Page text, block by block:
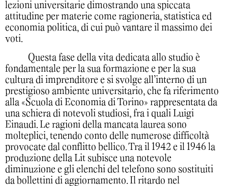
lezioni universitarie dimostrando una spiccata
attitudine per materie come ragioneria, statistica ed
economia politica, di cui può vantare il massimo dei
voti.
Questa fase della vita dedicata allo studio è
fondamentale per la sua formazione e per la sua
cultura di imprenditore e si svolge all’interno di un
prestigioso ambiente universitario, che fa riferimento
alla «Scuola di Economia di Torino» rappresentata da
una schiera di notevoli studiosi, fra i quali Luigi
Einaudi. Le ragioni della mancata laurea sono
molteplici, tenendo conto delle numerose difficoltà
provocate dal conflitto bellico. Tra il 1942 e il 1946 la
produzione della Lit subisce una notevole
diminuzione e gli elenchi del telefono sono sostituiti
da bollettini di aggiornamento. Il ritardo nel